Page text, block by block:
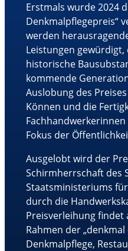
Erstmals wurde 2024
Denkmalpflegepreis“
werden
Leistungen
historische
kommende
Auslobung des
Können und die
Fokus der
Ausgelobt wird der
Schirmherrschaft des
Staatsministeriums
durch die
Preisverleihung findet
Rahmen der
Denkmalpflege,